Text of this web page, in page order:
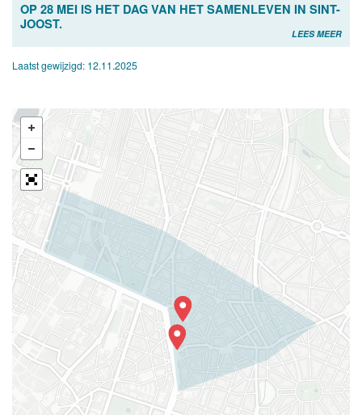
OP 28 MEI IS HET DAG VAN HET SAMENLEVEN IN SINT-
JOOST.
LEES MEER
Laatst gewijzigd: 12.11.2025